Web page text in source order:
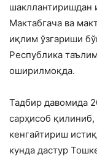
шакллантиришдан
Мактабгача ва
иқлим ўзгариши
Республика
оширилмоқда.
Тадбир давомида
сарҳисоб
кенгайтириш
кунда дастур